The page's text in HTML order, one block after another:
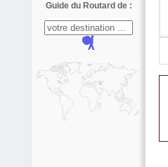
Guide du Routard de :